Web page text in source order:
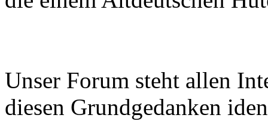
Unser Forum steht allen
diesen Grundgedanken